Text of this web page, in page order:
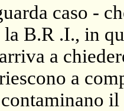
caso -
B.R .I., in
a
a